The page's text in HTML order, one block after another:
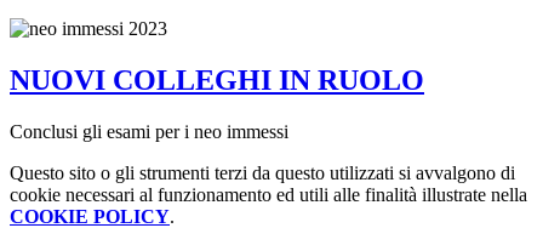
NUOVI COLLEGHI IN RUOLO
Conclusi gli esami per i neo immessi
Questo sito o gli strumenti terzi da questo utilizzati si avvalgono di
cookie necessari al funzionamento ed utili alle finalità illustrate nella
COOKIE POLICY.